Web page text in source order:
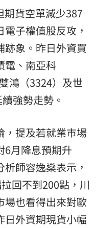
貨空單減少387
子權值股反攻，
跡象。昨日外資買
電、南亞科
鴻（3324）及世
強勢走勢。
，提及若就業市場
6月降息預期升
師容逸燊表示，
回不到200點，川
場也看得出來對歐
日外資期現貨小幅